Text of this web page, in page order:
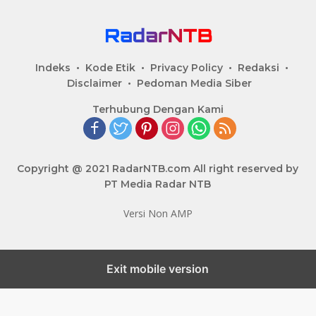
Indeks Kode Etik Privacy Policy
Redaksi
Disclaimer
Pedoman Media Siber
Terhubung Dengan Kami
Copyright @ 2021 RadarNTB.com All right reserved by
PT Media Radar NTB
Versi Non AMP
Exit mobile version